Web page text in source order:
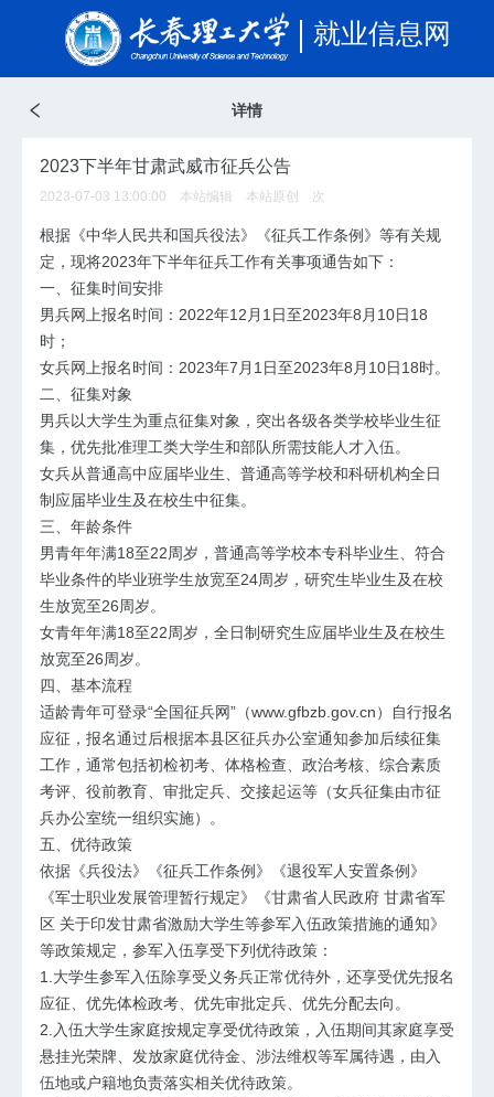
就业信息网
详情
2023下半年甘肃武威市征兵公告
2023-07-03 13:00:00 本站编辑 本站原创 次
根据《中华人民共和国兵役法》《征兵工作条例》等有关规
定，现将2023年下半年征兵工作有关事项通告如下：
一、征集时间安排
男兵网上报名时间：2022年12月1日至2023年8月10日18
时；
女兵网上报名时间：2023年7月1日至2023年8月10日18时。
二、征集对象
男兵以大学生为重点征集对象，突出各级各类学校毕业生征
集，优先批准理工类大学生和部队所需技能人才入伍。
女兵从普通高中应届毕业生、普通高等学校和科研机构全日
制应届毕业生及在校生中征集。
三、年龄条件
男青年年满18至22周岁，普通高等学校本专科毕业生、符合
毕业条件的毕业班学生放宽至24周岁，研究生毕业生及在校
生放宽至26周岁。
女青年年满18至22周岁，全日制研究生应届毕业生及在校生
放宽至26周岁。
四、基本流程
适龄青年可登录“全国征兵网”（www.gfbzb.gov.cn）自行报名
应征，报名通过后根据本县区征兵办公室通知参加后续征集
工作，通常包括初检初考、体格检查、政治考核、综合素质
考评、役前教育、审批定兵、交接起运等（女兵征集由市征
兵办公室统一组织实施）。
五、优待政策
依据《兵役法》《征兵工作条例》《退役军人安置条例》
《军士职业发展管理暂行规定》《甘肃省人民政府 甘肃省军
区 关于印发甘肃省激励大学生等参军入伍政策措施的通知》
等政策规定，参军入伍享受下列优待政策：
1.大学生参军入伍除享受义务兵正常优待外，还享受优先报名
应征、优先体检政考、优先审批定兵、优先分配去向。
2.入伍大学生家庭按规定享受优待政策，入伍期间其家庭享受
悬挂光荣牌、发放家庭优待金、涉法维权等军属待遇，由入
伍地或户籍地负责落实相关优待政策。